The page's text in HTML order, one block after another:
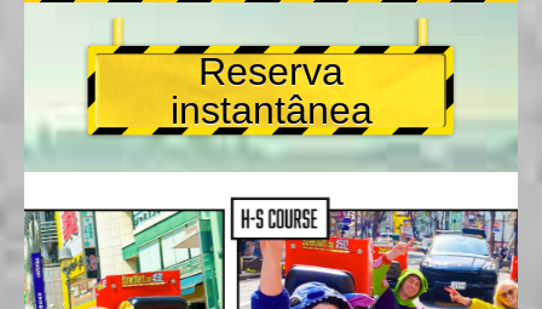
Reserva
instantânea